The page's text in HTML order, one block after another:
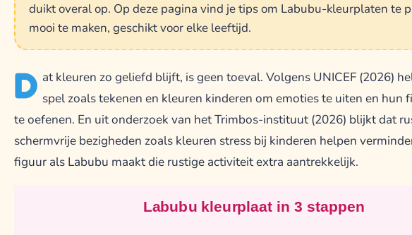
duikt overal op. Op deze pagina vind je tips om Labubu-kleurplaten te
mooi te maken, geschikt voor elke leeftijd.
D at kleuren zo geliefd blijft, is geen toeval. Volgens UNICEF (2026)
spel zoals tekenen en kleuren kinderen om emoties te uiten en hun
te oefenen. En uit onderzoek van het Trimbos-instituut (2026) blijkt dat
schermvrije bezigheden zoals kleuren stress bij kinderen helpen
figuur als Labubu maakt die rustige activiteit extra aantrekkelijk.
Labubu kleurplaat in 3 stappen